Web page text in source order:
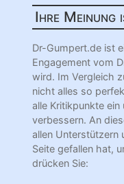
Ihre Meinung
Dr-Gumpert.de ist
Engagement vom
wird. Im Vergleich
nicht alles so
alle Kritikpunkte
verbessern. An
allen Unterstützern
Seite gefallen hat,
drücken Sie: